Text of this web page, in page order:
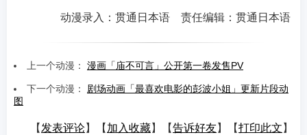
动漫录入：贯通日本语 责任编辑：贯通日本语
上一个动漫： 漫画「庙不可言」公开第一卷发售PV
下一个动漫： 剧场动画「最喜欢电影的彭波小姐」更新片段动
图
【 发表评论】【 加入收藏】【告诉好友】【打印此文 】